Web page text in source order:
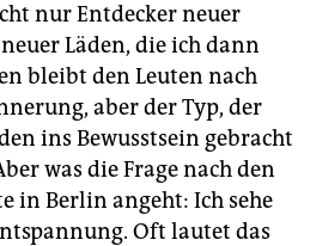
nur Entdecker neuer
Läden, die ich dann
bleibt den Leuten nach
aber der Typ, der
ins Bewusstsein gebracht
was die Frage nach den
in Berlin angeht: Ich sehe
Oft lautet das